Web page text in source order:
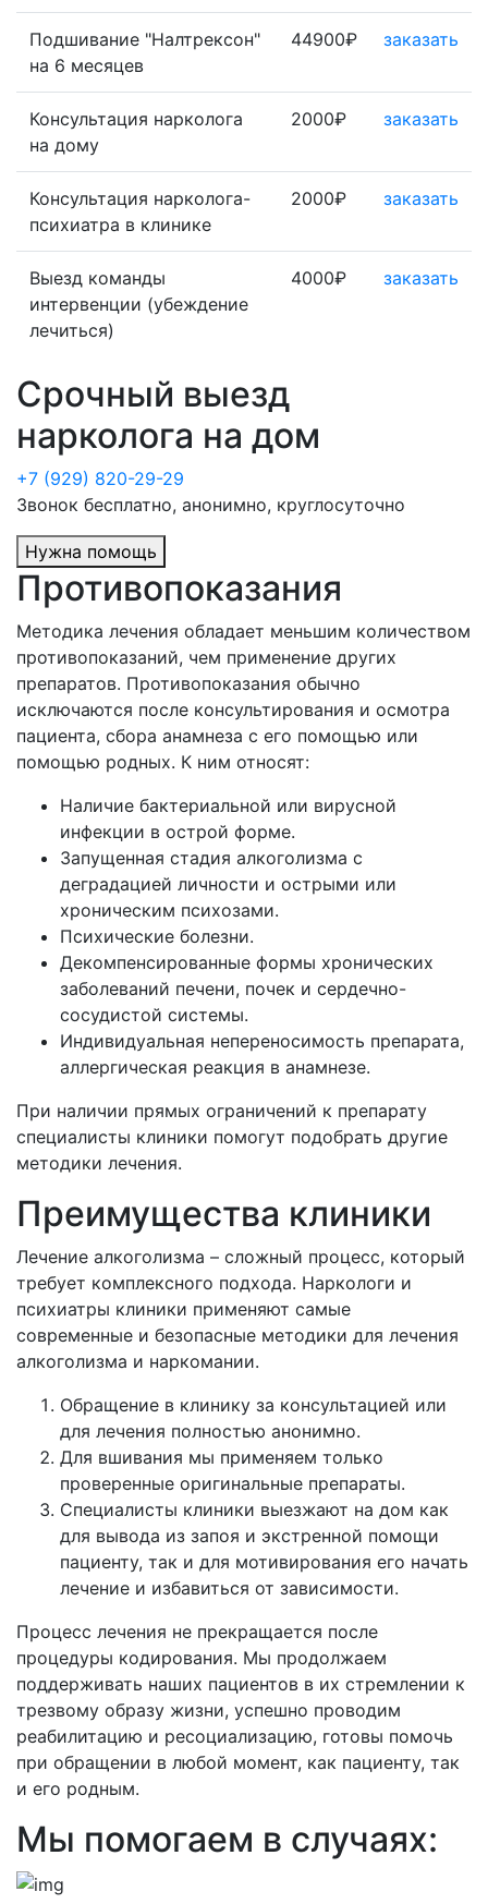
Подшивание "Налтрексон"
на 6 месяцев
44900₽ заказать
Консультация нарколога
на дому
2000₽ заказать
Консультация нарколога-
психиатра в клинике
2000₽ заказать
Выезд команды
интервенции (убеждение
лечиться)
4000₽ заказать
Срочный выезд
нарколога на дом
+7 (929) 820-29-29
Звонок бесплатно, анонимно, круглосуточно
Нужна помощь
Противопоказания
Методика лечения обладает меньшим количеством
противопоказаний, чем применение других
препаратов. Противопоказания обычно
исключаются после консультирования и осмотра
пациента, сбора анамнеза с его помощью или
помощью родных. К ним относят:
Наличие бактериальной или вирусной
инфекции в острой форме.
Запущенная стадия алкоголизма с
деградацией личности и острыми или
хроническим психозами.
Психические болезни.
Декомпенсированные формы хронических
заболеваний печени, почек и сердечно-
сосудистой системы.
Индивидуальная непереносимость препарата,
аллергическая реакция в анамнезе.
При наличии прямых ограничений к препарату
специалисты клиники помогут подобрать другие
методики лечения.
Преимущества клиники
Лечение алкоголизма – сложный процесс, который
требует комплексного подхода. Наркологи и
психиатры клиники применяют самые
современные и безопасные методики для лечения
алкоголизма и наркомании.
Обращение в клинику за консультацией или
для лечения полностью анонимно.
Для вшивания мы применяем только
проверенные оригинальные препараты.
Специалисты клиники выезжают на дом как
для вывода из запоя и экстренной помощи
пациенту, так и для мотивирования его начать
лечение и избавиться от зависимости.
Процесс лечения не прекращается после
процедуры кодирования. Мы продолжаем
поддерживать наших пациентов в их стремлении к
трезвому образу жизни, успешно проводим
реабилитацию и ресоциализацию, готовы помочь
при обращении в любой момент, как пациенту, так
и его родным.
Мы помогаем в случаях: